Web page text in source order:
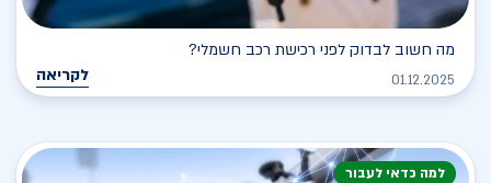
מה חשוב לבדוק לפני רכישת רכב חשמלי?
01.12.2025 לקריאה
למה כדאי לעבור